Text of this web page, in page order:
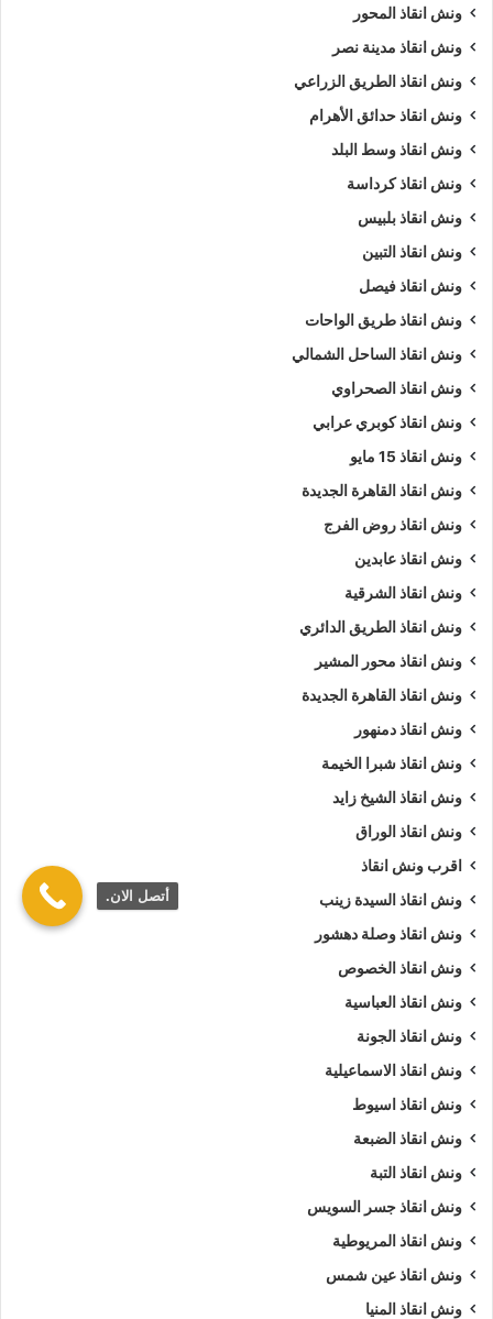
ونش انقاذ المحور
ونش انقاذ مدينة نصر
ونش انقاذ الطريق الزراعي
ونش انقاذ حدائق الأهرام
ونش انقاذ وسط البلد
ونش انقاذ كرداسة
ونش انقاذ بلبيس
ونش انقاذ التبين
ونش انقاذ فيصل
ونش انقاذ طريق الواحات
ونش انقاذ الساحل الشمالي
ونش انقاذ الصحراوي
ونش انقاذ كوبري عرابي
ونش انقاذ 15 مايو
ونش انقاذ القاهرة الجديدة
ونش انقاذ روض الفرج
ونش انقاذ عابدين
ونش انقاذ الشرقية
ونش انقاذ الطريق الدائري
ونش انقاذ محور المشير
ونش انقاذ القاهرة الجديدة
ونش انقاذ دمنهور
ونش انقاذ شبرا الخيمة
ونش انقاذ الشيخ زايد
ونش انقاذ الوراق
اقرب ونش انقاذ
ونش انقاذ السيدة زينب
ونش انقاذ وصلة دهشور
ونش انقاذ الخصوص
ونش انقاذ العباسية
ونش انقاذ الجونة
ونش انقاذ الاسماعيلية
ونش انقاذ اسيوط
ونش انقاذ الضبعة
ونش انقاذ التبة
ونش انقاذ جسر السويس
ونش انقاذ المريوطية
ونش انقاذ عين شمس
ونش انقاذ المنيا
أتصل الان.